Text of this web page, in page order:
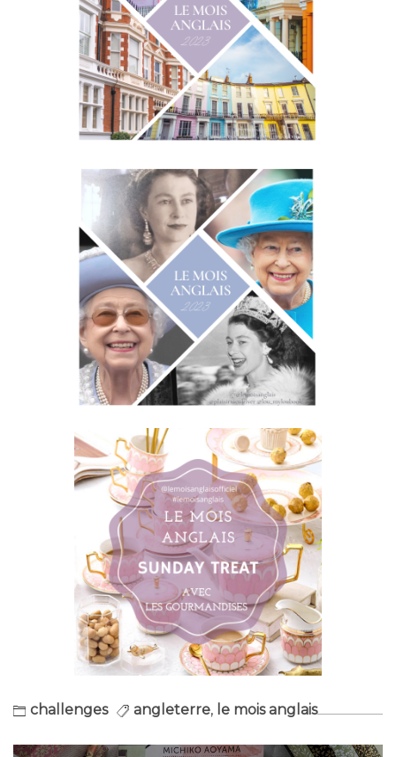
challenges angleterre, le mois anglais